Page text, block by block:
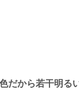
だから若干明る